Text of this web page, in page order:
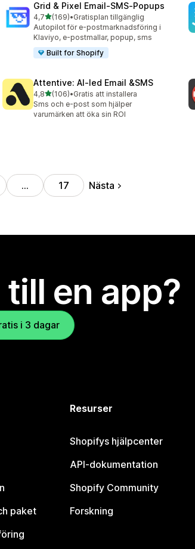
Grid & Pixel Email‑SMS‑Popups
4,7av 5 stjärnor
(169)
169 recensioner totalt
•Gratisplan tillgänglig
Autopilot för e-postmarknadsföring i
Klaviyo, e-postmallar, popup, sms
Built for Shopify
Attentive: AI‑led Email &SMS
4,8av 5 stjärnor
(106)
106 recensioner totalt
•Gratis att installera
Sms och e-post som hjälper
varumärken att öka sin ROI
… 17 Nästa
en app?
i 3 dagar
paket
Resurser
Shopifys hjälpcenter
API-dokumentation
Shopify Community
Forskning